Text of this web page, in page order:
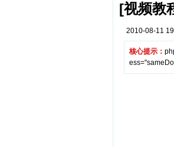
[视频教
2010-08-11
核心提示：